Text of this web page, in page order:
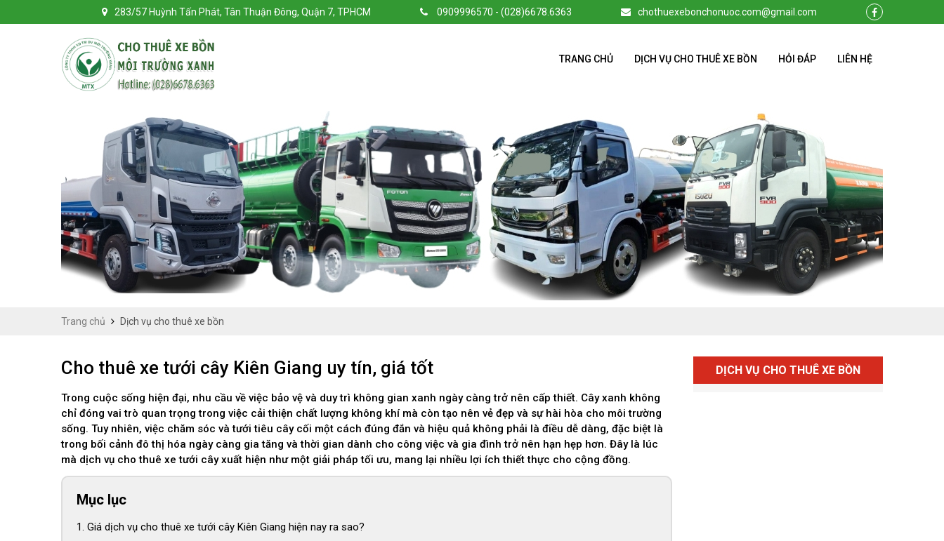
chothuexebonchonuoc.com@gmail.com
0909996570 - (028)6678.6363
283/57 Huỳnh Tấn Phát, Tân Thuận Đông, Quận 7, TPHCM
TRANG CHỦ DỊCH VỤ CHO THUÊ XE BỒN HỎI ĐÁP LIÊN HỆ
Trang chủ Dịch vụ cho thuê xe bồn
Cho thuê xe tưới cây Kiên Giang uy tín, giá tốt
Trong cuộc sống hiện đại, nhu cầu về việc bảo vệ và duy trì không gian xanh ngày càng trở nên cấp thiết. Cây xanh không
chỉ đóng vai trò quan trọng trong việc cải thiện chất lượng không khí mà còn tạo nên vẻ đẹp và sự hài hòa cho môi trường
sống. Tuy nhiên, việc chăm sóc và tưới tiêu cây cối một cách đúng đắn và hiệu quả không phải là điều dễ dàng, đặc biệt là
trong bối cảnh đô thị hóa ngày càng gia tăng và thời gian dành cho công việc và gia đình trở nên hạn hẹp hơn. Đây là lúc
mà dịch vụ cho thuê xe tưới cây xuất hiện như một giải pháp tối ưu, mang lại nhiều lợi ích thiết thực cho cộng đồng.
Mục lục
Giá dịch vụ cho thuê xe tưới cây Kiên Giang hiện nay ra sao?
DỊCH VỤ CHO THUÊ XE BỒN